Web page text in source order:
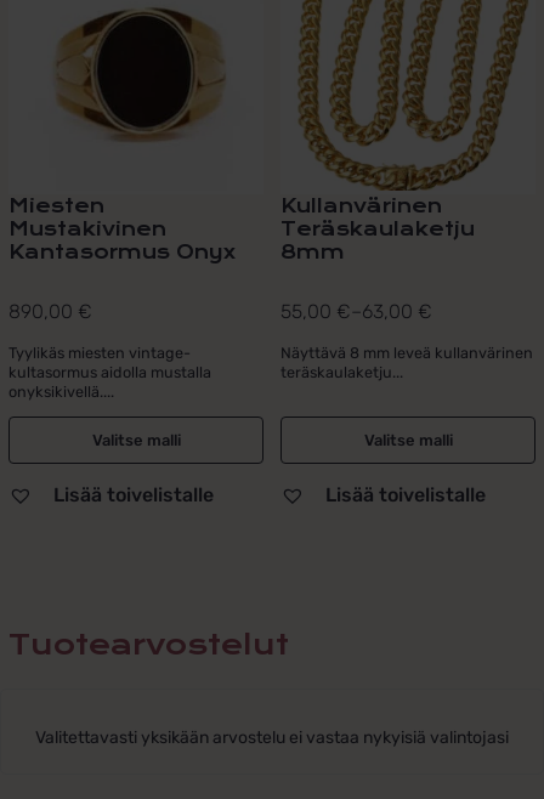
Miesten
Mustakivinen
Kantasormus Onyx
890,00 €
Tyylikäs miesten vintage-
kultasormus aidolla mustalla
onyksikivellä....
Valitse malli
muunnelma.
valinnat
Lisää toivelistalle
Kullanvärinen
Teräskaulaketju
8mm
55,00 €–63,00 €
Hintaluokka:
55,00 €
-
63,00 €
Näyttävä 8 mm leveä kullanvärinen
teräskaulaketju...
Valitse malli
useampi
muunnelma.
Voit
tehdä
valinnat
tuotteen
sivulla.
Lisää toivelistalle
Tuotearvostelut
Valitettavasti yksikään arvostelu ei vastaa nykyisiä valintojasi